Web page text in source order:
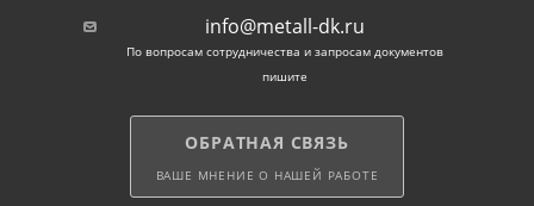
info@metall-dk.ru
По вопросам сотрудничества и запросам документов
пишите
ОБРАТНАЯ СВЯЗЬ
ВАШЕ МНЕНИЕ О НАШЕЙ РАБОТЕ